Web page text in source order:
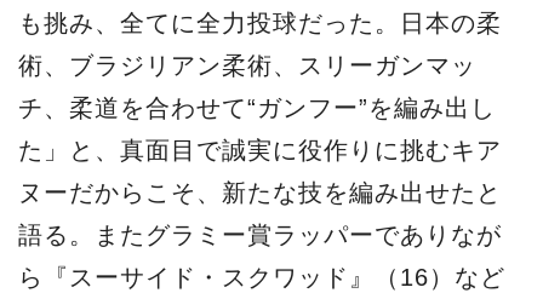
も挑み、全てに全力投球だった。日本の柔
術、ブラジリアン柔術、スリーガンマッ
チ、柔道を合わせて“ガンフー”を編み出し
た」と、真面目で誠実に役作りに挑むキア
ヌーだからこそ、新たな技を編み出せたと
語る。またグラミー賞ラッパーでありなが
ら『スーサイド・スクワッド』（16）など